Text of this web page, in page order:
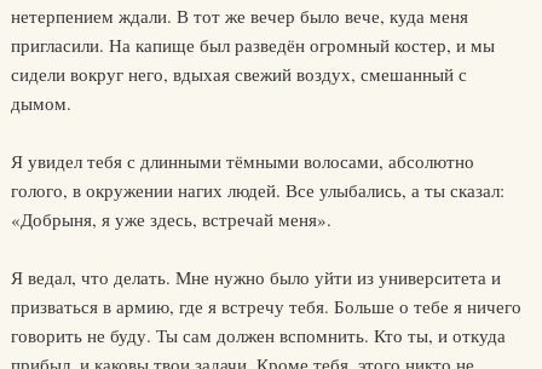
нетерпением ждали. В тот же вечер было вече, куда меня
пригласили. На капище был разведён огромный костер, и мы
сидели вокруг него, вдыхая свежий воздух, смешанный с
дымом.
Я увидел тебя с длинными тёмными волосами, абсолютно
голого, в окружении нагих людей. Все улыбались, а ты сказал:
«Добрыня, я уже здесь, встречай меня».
Я ведал, что делать. Мне нужно было уйти из университета и
призваться в армию, где я встречу тебя. Больше о тебе я ничего
говорить не буду. Ты сам должен вспомнить. Кто ты, и откуда
прибыл, и каковы твои задачи. Кроме тебя, этого никто не